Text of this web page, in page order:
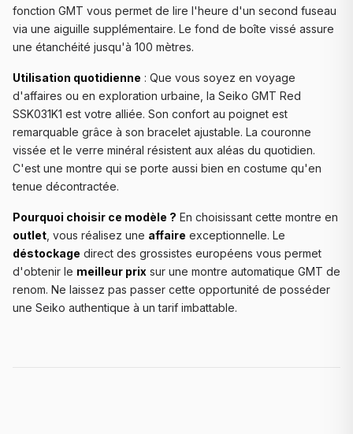
fonction GMT vous permet de lire l'heure d'un second fuseau
via une aiguille supplémentaire. Le fond de boîte vissé assure
une étanchéité jusqu'à 100 mètres.
Utilisation quotidienne : Que vous soyez en voyage
d'affaires ou en exploration urbaine, la Seiko GMT Red
SSK031K1 est votre alliée. Son confort au poignet est
remarquable grâce à son bracelet ajustable. La couronne
vissée et le verre minéral résistent aux aléas du quotidien.
C'est une montre qui se porte aussi bien en costume qu'en
tenue décontractée.
Pourquoi choisir ce modèle ? En choisissant cette montre en
outlet , vous réalisez une affaire exceptionnelle. Le
déstockage direct des grossistes européens vous permet
d'obtenir le meilleur prix sur une montre automatique GMT de
renom. Ne laissez pas passer cette opportunité de posséder
une Seiko authentique à un tarif imbattable.